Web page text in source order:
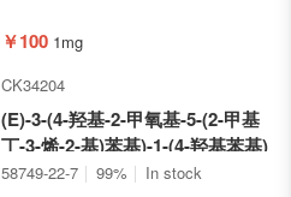
并[3,4-c]吡喃-1(3H)-酮
￥100 1mg
CK34204
(E)-3-(4-羟基-2-甲氧基-5-(2-甲基
丁-3-烯-2-基)苯基)-1-(4-羟基苯基)
丙-2-烯-1-酮
58749-22-7 99% In stock